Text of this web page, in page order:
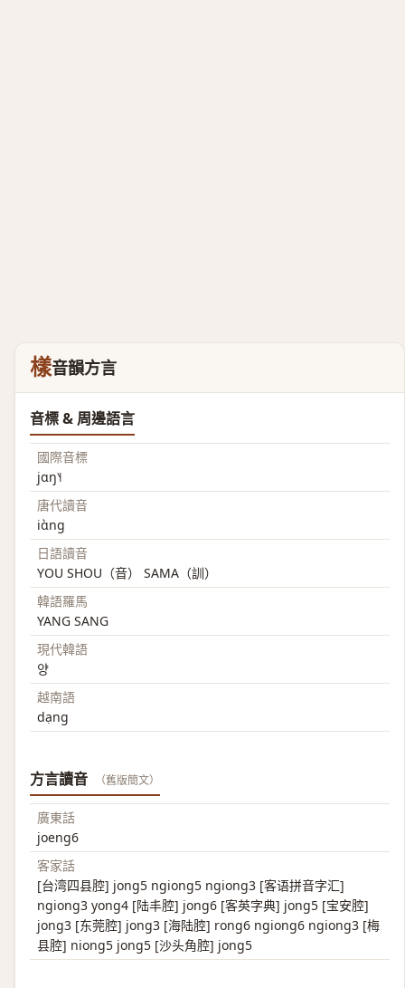
樣音韻方言
音標 & 周邊語言
國際音標
jɑŋ˥˧
唐代讀音
iɑ̀ng
日語讀音
YOU SHOU（音） SAMA（訓）
韓語羅馬
YANG SANG
現代韓語
양
越南語
dạng
方言讀音 （舊版簡文）
廣東話
joeng6
客家話
[台湾四县腔] jong5 ngiong5 ngiong3 [客语拼音字汇]
ngiong3 yong4 [陆丰腔] jong6 [客英字典] jong5 [宝安腔]
jong3 [东莞腔] jong3 [海陆腔] rong6 ngiong6 ngiong3 [梅
县腔] niong5 jong5 [沙头角腔] jong5